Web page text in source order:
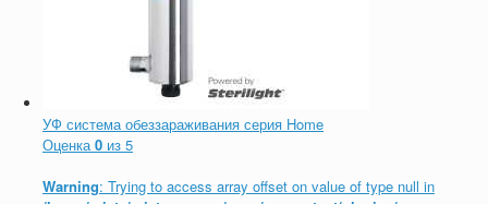
УФ система обеззараживания серия Home
Оценка 0 из 5
Warning: Trying to access array offset on value of type null in